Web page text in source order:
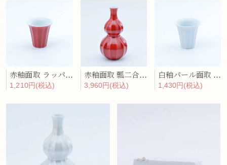
赤釉面取 ラッパ形ぐい呑
1,210円(税込)
赤釉面取 瓢二合徳利
3,960円(税込)
白釉パール面取 ラッパ形ぐい呑
1,430円(税込)